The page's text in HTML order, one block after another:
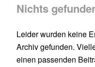
Nichts
Leider wurden keine
Archiv gefunden.
einen passenden